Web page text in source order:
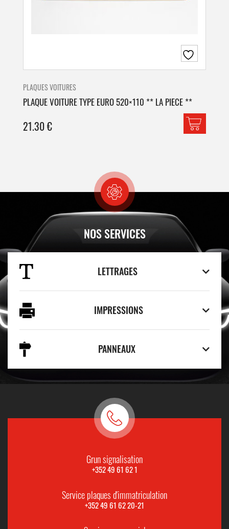
PLAQUES VOITURES
PLAQUE VOITURE TYPE EURO 520×110 ** LA PIECE **
21.30€
NOS SERVICES
LETTRAGES
IMPRESSIONS
PANNEAUX
Grun signalisation
+352 49 61 62 1
Service plaques d'immatriculation
+352 49 61 62 20-21